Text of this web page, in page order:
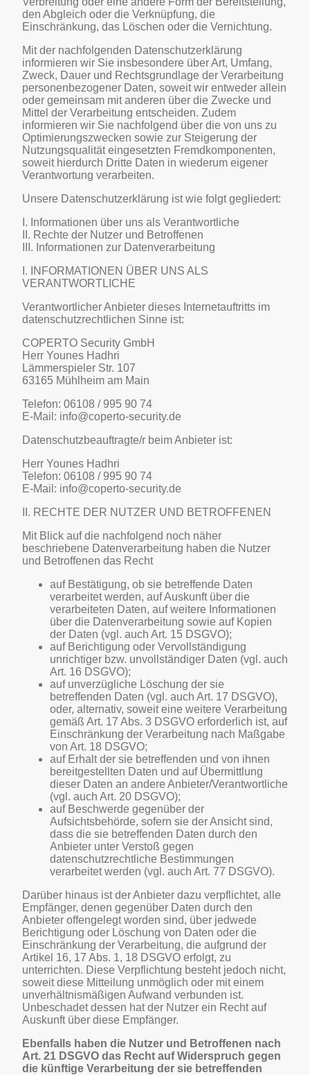
den Abgleich oder die Verknüpfung, die
Einschränkung, das Löschen oder die Vernichtung.
Mit der nachfolgenden Datenschutzerklärung
informieren wir Sie insbesondere über Art, Umfang,
Zweck, Dauer und Rechtsgrundlage der Verarbeitung
personenbezogener Daten, soweit wir entweder allein
oder gemeinsam mit anderen über die Zwecke und
Mittel der Verarbeitung entscheiden. Zudem
informieren wir Sie nachfolgend über die von uns zu
Optimierungszwecken sowie zur Steigerung der
Nutzungsqualität eingesetzten Fremdkomponenten,
soweit hierdurch Dritte Daten in wiederum eigener
Verantwortung verarbeiten.
Unsere Datenschutzerklärung ist wie folgt gegliedert:
I. Informationen über uns als Verantwortliche
II. Rechte der Nutzer und Betroffenen
III. Informationen zur Datenverarbeitung
I. INFORMATIONEN ÜBER UNS ALS
VERANTWORTLICHE
Verantwortlicher Anbieter dieses Internetauftritts im
datenschutzrechtlichen Sinne ist:
COPERTO Security GmbH
Herr Younes Hadhri
Lämmerspieler Str. 107
63165 Mühlheim am Main
Telefon: 06108 / 995 90 74
E-Mail: info@coperto-security.de
Datenschutzbeauftragte/r beim Anbieter ist:
Herr Younes Hadhri
Telefon: 06108 / 995 90 74
E-Mail: info@coperto-security.de
II. RECHTE DER NUTZER UND BETROFFENEN
Mit Blick auf die nachfolgend noch näher
beschriebene Datenverarbeitung haben die Nutzer
und Betroffenen das Recht
auf Bestätigung, ob sie betreffende Daten
verarbeitet werden, auf Auskunft über die
verarbeiteten Daten, auf weitere Informationen
über die Datenverarbeitung sowie auf Kopien
der Daten (vgl. auch Art. 15 DSGVO);
auf Berichtigung oder Vervollständigung
unrichtiger bzw. unvollständiger Daten (vgl. auch
Art. 16 DSGVO);
auf unverzügliche Löschung der sie
betreffenden Daten (vgl. auch Art. 17 DSGVO),
oder, alternativ, soweit eine weitere Verarbeitung
gemäß Art. 17 Abs. 3 DSGVO erforderlich ist, auf
Einschränkung der Verarbeitung nach Maßgabe
von Art. 18 DSGVO;
auf Erhalt der sie betreffenden und von ihnen
bereitgestellten Daten und auf Übermittlung
dieser Daten an andere Anbieter/Verantwortliche
(vgl. auch Art. 20 DSGVO);
auf Beschwerde gegenüber der
Aufsichtsbehörde, sofern sie der Ansicht sind,
dass die sie betreffenden Daten durch den
Anbieter unter Verstoß gegen
datenschutzrechtliche Bestimmungen
verarbeitet werden (vgl. auch Art. 77 DSGVO).
Darüber hinaus ist der Anbieter dazu verpflichtet, alle
Empfänger, denen gegenüber Daten durch den
Anbieter offengelegt worden sind, über jedwede
Berichtigung oder Löschung von Daten oder die
Einschränkung der Verarbeitung, die aufgrund der
Artikel 16, 17 Abs. 1, 18 DSGVO erfolgt, zu
unterrichten. Diese Verpflichtung besteht jedoch nicht,
soweit diese Mitteilung unmöglich oder mit einem
unverhältnismäßigen Aufwand verbunden ist.
Unbeschadet dessen hat der Nutzer ein Recht auf
Auskunft über diese Empfänger.
Ebenfalls haben die Nutzer und Betroffenen nach
Art. 21 DSGVO das Recht auf Widerspruch gegen
die künftige Verarbeitung der sie betreffenden